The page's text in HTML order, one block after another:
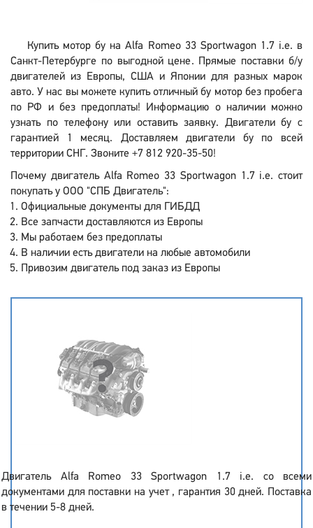
Купить мотор бу на Alfa Romeo 33 Sportwagon 1.7 i.e. в
Санкт-Петербурге по выгодной цене. Прямые поставки б/у
двигателей из Европы, США и Японии для разных марок
авто. У нас вы можете купить отличный бу мотор без пробега
по РФ и без предоплаты! Информацию о наличии можно
узнать по телефону или оставить заявку. Двигатели бу с
гарантией 1 месяц. Доставляем двигатели бу по всей
территории СНГ. Звоните +7 812 920-35-50!
Почему двигатель Alfa Romeo 33 Sportwagon 1.7 i.e. стоит
покупать у ООО "СПБ Двигатель":
Официальные документы для ГИБДД
Все запчасти доставляются из Европы
Мы работаем без предоплаты
В наличии есть двигатели на любые автомобили
Привозим двигатель под заказ из Европы
Двигатель Alfa Romeo 33 Sportwagon 1.7 i.e. со всеми
документами для поставки на учет , гарантия 30 дней. Поставка
в течении 5-8 дней.